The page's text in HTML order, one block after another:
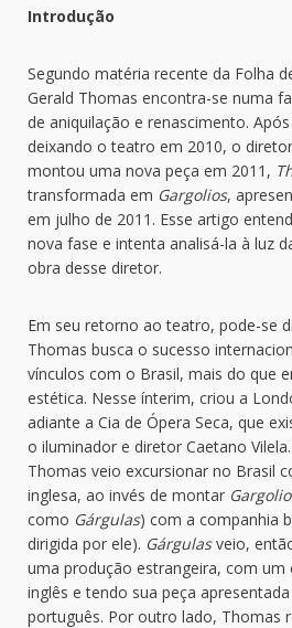
Introdução
Segundo matéria recente da Folha
Gerald Thomas encontra-se numa
de aniquilação e renascimento.
deixando o teatro em 2010, o
montou uma nova peça em 2011,
transformada em Gargolios,
em julho de 2011. Esse artigo
nova fase e intenta analisá-la à luz
obra desse diretor.
Em seu retorno ao teatro, pode-se
Thomas busca o sucesso
vínculos com o Brasil, mais do que
estética. Nesse ínterim, criou a
adiante a Cia de Ópera Seca, que
o iluminador e diretor Caetano
Thomas veio excursionar no Brasil
inglesa, ao invés de montar
como Gárgulas) com a companhia
dirigida por ele). Gárgulasveio,
uma produção estrangeira, com um
inglês e tendo sua peça
português. Por outro lado, Thomas